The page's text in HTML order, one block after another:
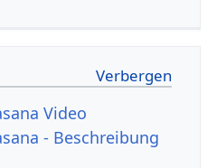
Video
- Beschreibung